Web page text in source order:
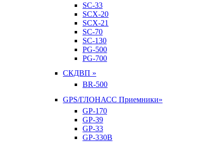
SC-33
SCX-20
SCX-21
SC-70
SC-130
PG-500
PG-700
СКДВП »
BR-500
GPS/ГЛОНАСС Приемники»
GP-170
GP-39
GP-33
GP-330B